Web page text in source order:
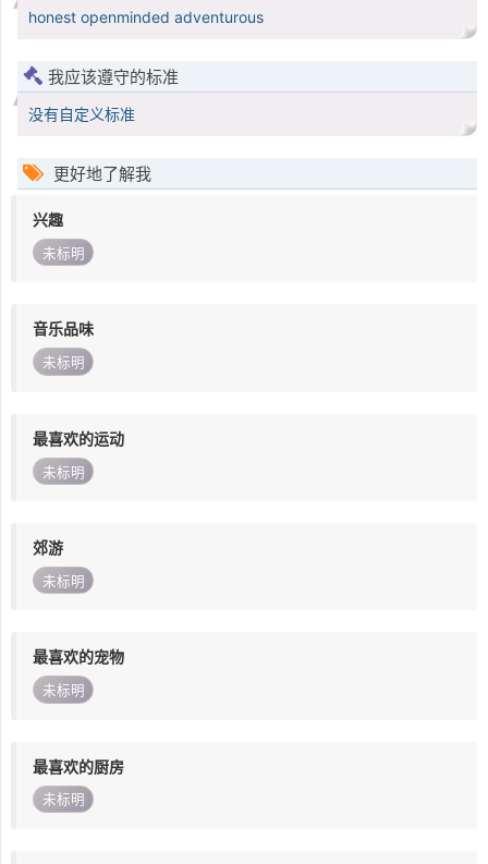
honest openminded adventurous
我应该遵守的标准
没有自定义标准
更好地了解我
兴趣
未标明
音乐品味
未标明
最喜欢的运动
未标明
郊游
未标明
最喜欢的宠物
未标明
最喜欢的厨房
未标明